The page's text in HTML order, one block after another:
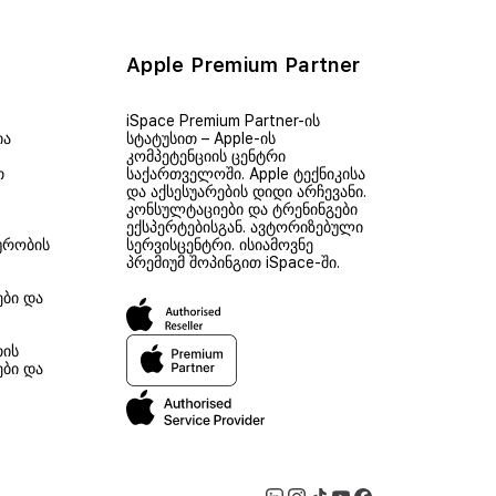
და
და
Apple Premium Partner
iSpace Premium Partner-ის
სტატუსით – Apple-ის
კომპეტენციის ცენტრი
საქართველოში. Apple ტექნიკისა
და აქსესუარების დიდი არჩევანი.
კონსულტაციები და ტრენინგები
ექსპერტებისგან. ავტორიზებული
სერვისცენტრი. ისიამოვნე
პრემიუმ შოპინგით iSpace-ში.